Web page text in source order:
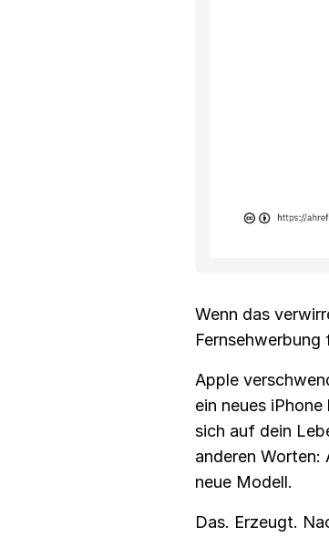
Wenn das
Apple
ein neues
sich auf dein
anderen
neue Modell.
Das. Erzeugt.